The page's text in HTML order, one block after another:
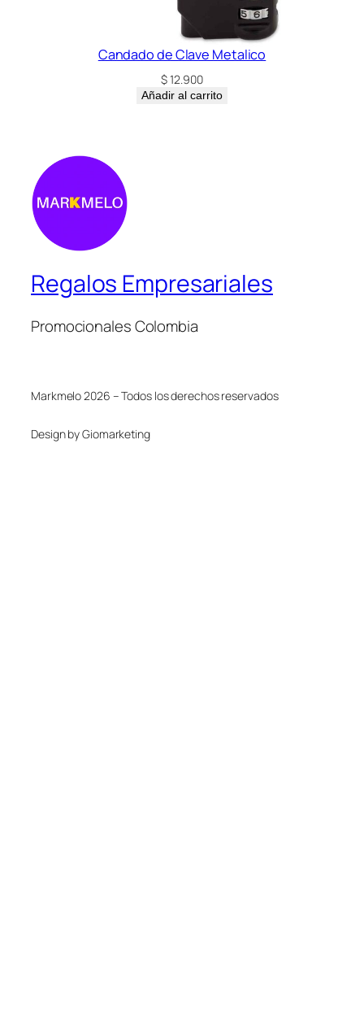
Candado de Clave Metalico
$12.900
Añadir al carrito
Regalos Empresariales
Promocionales Colombia
Markmelo 2026 – Todos los derechos reservados
Design by Giomarketing